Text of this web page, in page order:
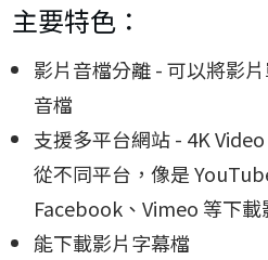
主要特色：
影片音檔分離 - 可以將影
音檔
支援多平台網站 - 4K
從不同平台，像是
Facebook、Vimeo 等下載
能下載影片字幕檔